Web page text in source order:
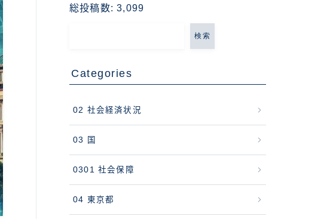
総投稿数:3,099
検索
Categories
02 社会経済状況
03 国
0301 社会保障
04 東京都